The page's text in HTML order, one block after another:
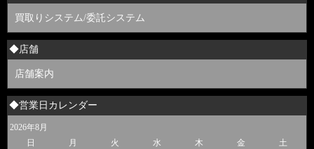
買取りシステム/委託システム
◆店舗
店舗案内
◆営業日カレンダー
2026年8月
日
月 火 水 木 金
土